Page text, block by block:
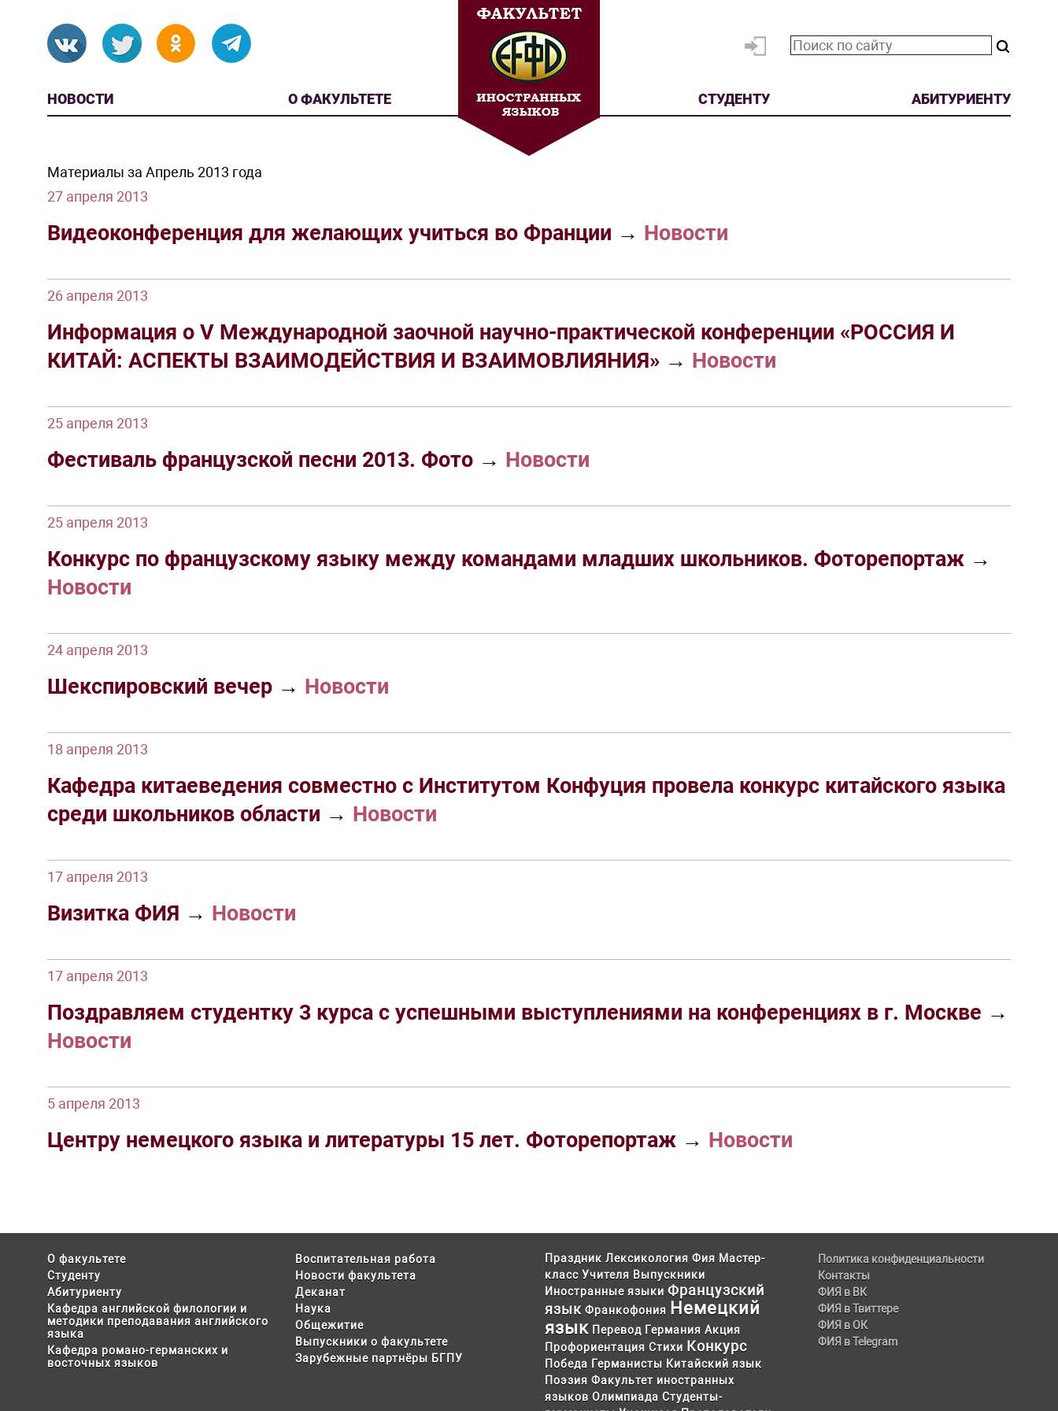
НОВОСТИ О ФАКУЛЬТЕТЕ СТУДЕНТУ АБИТУРИЕНТУ
Материалы за Апрель 2013 года
27 апреля 2013
Видеоконференция для желающих учиться во Франции → Новости
26 апреля 2013
Информация о V Международной заочной научно-практической конференции «РОССИЯ И
КИТАЙ: АСПЕКТЫ ВЗАИМОДЕЙСТВИЯ И ВЗАИМОВЛИЯНИЯ» → Новости
25 апреля 2013
Фестиваль французской песни 2013. Фото → Новости
25 апреля 2013
Конкурс по французскому языку между командами младших школьников. Фоторепортаж →
Новости
24 апреля 2013
Шекспировский вечер → Новости
18 апреля 2013
Кафедра китаеведения совместно с Институтом Конфуция провела конкурс китайского языка
среди школьников области → Новости
17 апреля 2013
Визитка ФИЯ → Новости
17 апреля 2013
Поздравляем студентку 3 курса с успешными выступлениями на конференциях в г. Москве →
Новости
5 апреля 2013
Центру немецкого языка и литературы 15 лет. Фоторепортаж → Новости
О факультете
Студенту
Абитуриенту
Кафедра английской филологии и
методики преподавания английского
языка
Кафедра романо-германских и
восточных языков
Воспитательная работа
Новости факультета
Деканат
Наука
Общежитие
Выпускники о факультете
Зарубежные партнёры БГПУ
Праздник Лексикология Фия Мастер-
класс Учителя Выпускники
Иностранные языки Французский
язык Франкофония Немецкий
язык Перевод Германия Акция
Профориентация Стихи Конкурс
Победа Германисты Китайский язык
Поэзия Факультет иностранных
языков Олимпиада Студенты-
Политика конфиденциальности
Контакты
ФИЯ в ВК
ФИЯ в Твиттере
ФИЯ в ОК
ФИЯ в Telegram